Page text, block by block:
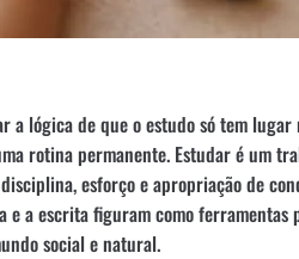
a lógica de que o estudo só tem lugar
rotina permanente. Estudar é um
esforço e apropriação de
a escrita figuram como ferramentas
social e natural.